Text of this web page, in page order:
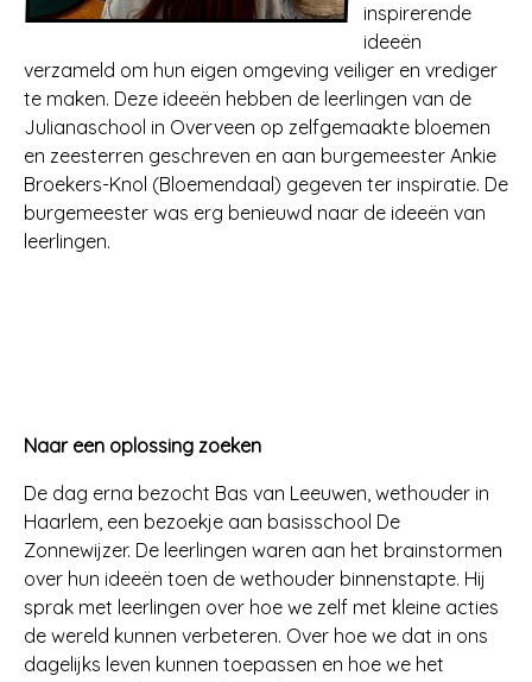
inspirerende
ideeën
verzameld om hun eigen omgeving veiliger en vrediger
te maken. Deze ideeën hebben de leerlingen van de
Julianaschool in Overveen op zelfgemaakte bloemen
en zeesterren geschreven en aan burgemeester Ankie
Broekers-Knol (Bloemendaal) gegeven ter inspiratie. De
burgemeester was erg benieuwd naar de ideeën van
leerlingen.
Naar een oplossing zoeken
De dag erna bezocht Bas van Leeuwen, wethouder in
Haarlem, een bezoekje aan basisschool De
Zonnewijzer. De leerlingen waren aan het brainstormen
over hun ideeën toen de wethouder binnenstapte. Hij
sprak met leerlingen over hoe we zelf met kleine acties
de wereld kunnen verbeteren. Over hoe we dat in ons
dagelijks leven kunnen toepassen en hoe we het